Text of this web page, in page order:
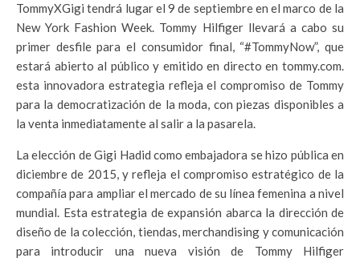
TommyXGigi tendrá lugar el 9 de septiembre en el marco de la
New York Fashion Week. Tommy Hilfiger llevará a cabo su
primer desfile para el consumidor final, “#TommyNow”, que
estará abierto al público y emitido en directo en tommy.com.
esta innovadora estrategia refleja el compromiso de Tommy
para la democratización de la moda, con piezas disponibles a
la venta inmediatamente al salir a la pasarela.
La elección de Gigi Hadid como embajadora se hizo pública en
diciembre de 2015, y refleja el compromiso estratégico de la
compañía para ampliar el mercado de su línea femenina a nivel
mundial. Esta estrategia de expansión abarca la dirección de
diseño de la colección, tiendas, merchandising y comunicación
para introducir una nueva visión de Tommy Hilfiger